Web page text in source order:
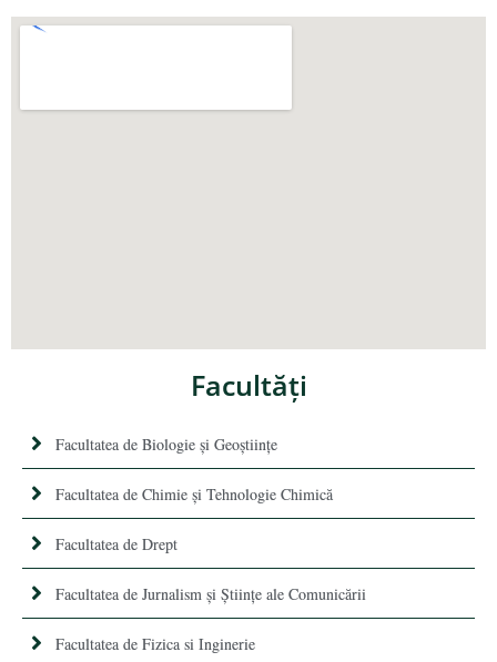
Facultăţi
Facultatea de Biologie și Geoștiințe
Facultatea de Chimie şi Tehnologie Chimică
Facultatea de Drept
Facultatea de Jurnalism şi Ştiinţe ale Comunicării
Facultatea de Fizica si Inginerie